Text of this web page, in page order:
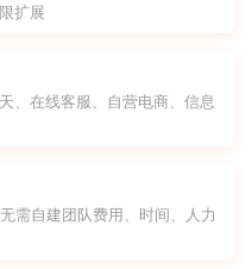
扩展
、在线客服、自营电商、信息
需自建团队费用、时间、人力